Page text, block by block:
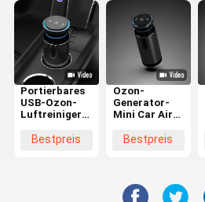
Portierbares
USB-Ozon-
Luftreiniger-
Mini Anion Air
Bestpreis
Ozon-
Generator-
Mini Car Air
Anions-
Bestpreis